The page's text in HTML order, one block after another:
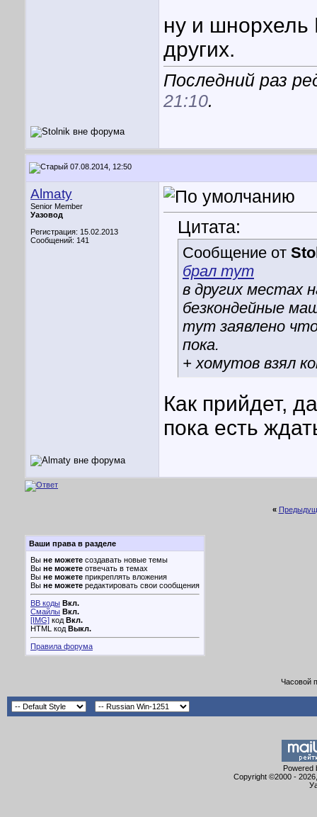
ну и
других.
Последний раз
21:10.
07.08.2014, 12:50
Almaty
Senior Member
Уазовод
Регистрация: 15.02.2013
Сообщений: 141
Цитата:
Сообщение от
брал тут
в других местах
безкондейные
тут заявлено
пока.
+ хомутов взял
Как прийдет,
пока есть
«
Ваши права в разделе
Вы не можете создавать новые темы
Вы не можете отвечать в темах
Вы не можете прикреплять вложения
Вы не можете редактировать свои сообщения
BB коды Вкл.
Смайлы Вкл.
[IMG] код Вкл.
HTML код Выкл.
Правила форума
Часовой
Powered
Copyright ©2000 -